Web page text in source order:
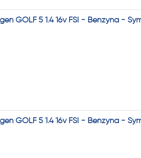
GOLF 5 1.4 16v FSI - Benzyna -
GOLF 5 1.4 16v FSI - Benzyna -